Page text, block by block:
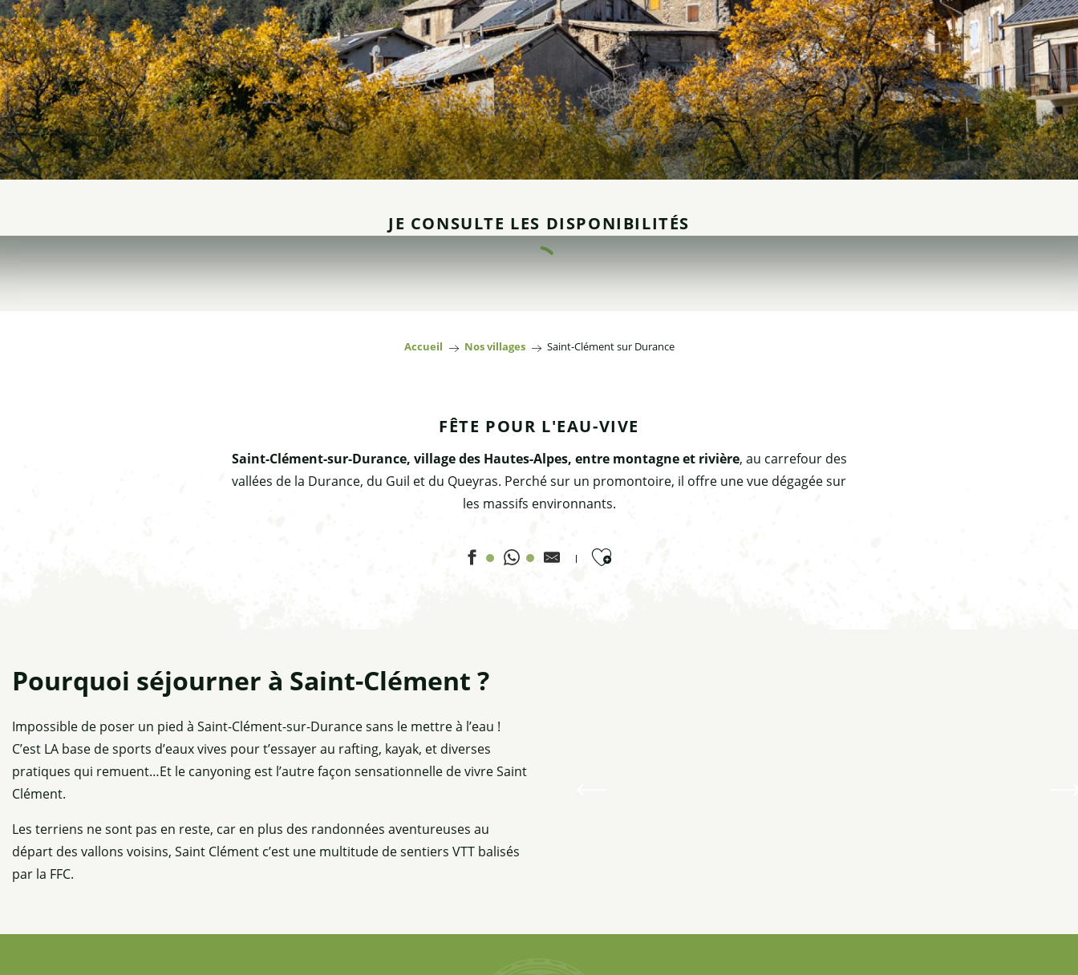
JE CONSULTE LES DISPONIBILITÉS
Accueil Nos villages Saint-Clément sur Durance
FÊTE POUR L'EAU-VIVE
Saint-Clément-sur-Durance, village des Hautes-Alpes, entre montagne et rivière, au carrefour des
vallées de la Durance, du Guil et du Queyras. Perché sur un promontoire, il offre une vue dégagée sur
les massifs environnants.
Ajouter aux favoris
Pourquoi séjourner à Saint-Clément ?
Impossible de poser un pied à Saint-Clément-sur-Durance sans le mettre à l’eau !
C’est LA base de sports d’eaux vives pour t’essayer au rafting, kayak, et diverses
pratiques qui remuent…Et le canyoning est l’autre façon sensationnelle de vivre Saint
Clément.
Les terriens ne sont pas en reste, car en plus des randonnées aventureuses au
départ des vallons voisins, Saint Clément c’est une multitude de sentiers VTT balisés
par la FFC.